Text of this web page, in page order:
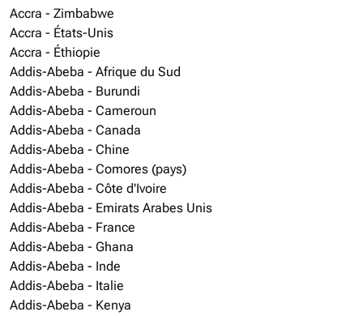
Accra - Zimbabwe
Accra - États-Unis
Accra - Éthiopie
Addis-Abeba - Afrique du Sud
Addis-Abeba - Burundi
Addis-Abeba - Cameroun
Addis-Abeba - Canada
Addis-Abeba - Chine
Addis-Abeba - Comores (pays)
Addis-Abeba - Côte d'Ivoire
Addis-Abeba - Emirats Arabes Unis
Addis-Abeba - France
Addis-Abeba - Ghana
Addis-Abeba - Inde
Addis-Abeba - Italie
Addis-Abeba - Kenya